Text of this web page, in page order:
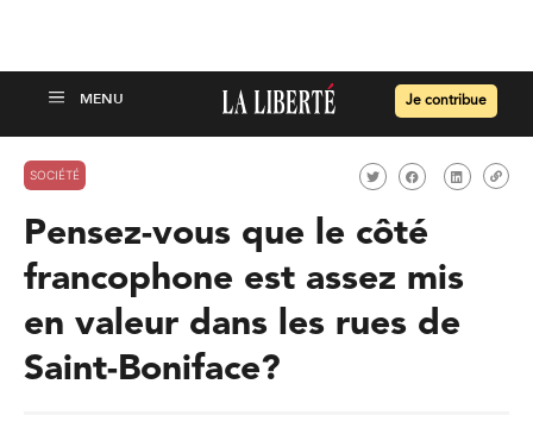
Je contribue
SOCIÉTÉ
Pensez-vous que le côté
francophone est assez mis
en valeur dans les rues de
Saint-Boniface?